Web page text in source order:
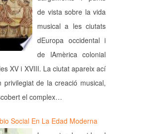
de vista sobre la vida
musical a les ciutats
dEuropa occidental i
de lAmèrica colonial
XV i XVIII. La ciutat apareix ací
privilegiat de la creació musical,
el complex…
Social En La Edad Moderna